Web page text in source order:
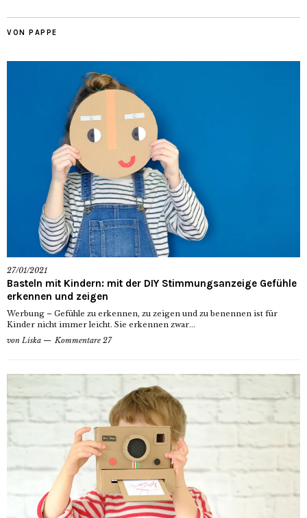
VON PAPPE
27/01/2021
Basteln mit Kindern: mit der DIY Stimmungsanzeige Gefühle
erkennen und zeigen
Werbung – Gefühle zu erkennen, zu zeigen und zu benennen ist für
Kinder nicht immer leicht. Sie erkennen zwar...
von Liska Kommentare 27